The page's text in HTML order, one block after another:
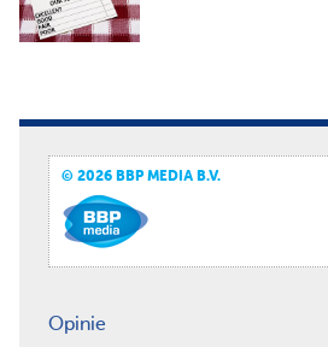
© 2026 BBP MEDIA B.V.
Opinie